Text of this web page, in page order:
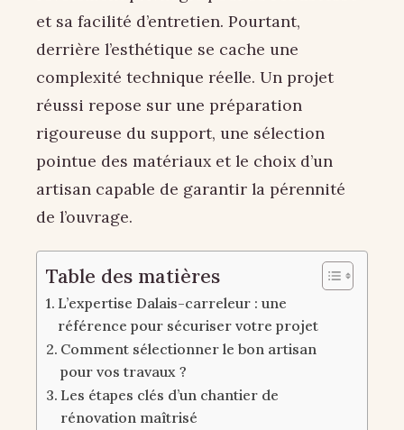
et sa facilité d’entretien. Pourtant,
derrière l’esthétique se cache une
complexité technique réelle. Un projet
réussi repose sur une préparation
rigoureuse du support, une sélection
pointue des matériaux et le choix d’un
artisan capable de garantir la pérennité
de l’ouvrage.
Table des matières
L’expertise Dalais-carreleur : une
référence pour sécuriser votre projet
Comment sélectionner le bon artisan
pour vos travaux ?
Les étapes clés d’un chantier de
rénovation maîtrisé